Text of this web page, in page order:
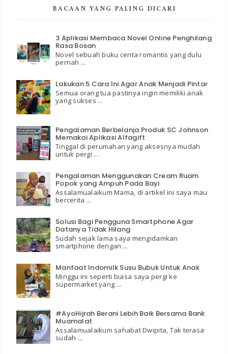
BACAAN YANG PALING DICARI
3 Aplikasi Membaca Novel Online Penghilang
Rasa Bosan
Novel sebuah buku cerita romantis yang dulu
pernah ...
Lakukan 5 Cara Ini Agar Anak Menjadi Pintar
Semua orang tua pastinya ingin memiliki anak
yang sukses ...
Pengalaman Berbelanja Produk SC Johnson
Memakai Aplikasi Alfagift
Tinggal di perumahan yang aksesnya mudah
untuk pergi ...
Pengalaman Menggunakan Cream Ruam
Popok yang Ampuh Pada Bayi
Assalamualaikum Mama, di artikel ini saya mau
bercerita ...
Solusi Bagi Pengguna Smartphone Agar
Datanya Tidak Hilang
Sudah sejak lama saya mengidamkan
smartphone dengan ...
Manfaat Indomilk Susu Bubuk Untuk Anak
Minggu ini seperti biasa saya pergi ke
supermarket yang ...
#AyoHijrah Berani Lebih Baik Bersama Bank
Muamalat
Assalamualaikum sahabat Dwipita, Tak terasa
sudah ...